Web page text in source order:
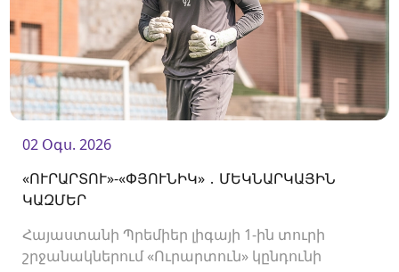
02 Օգս. 2026
«ՈՒՐԱՐՏՈՒ»-«ՓՅՈՒՆԻԿ» ․ ՄԵԿՆԱՐԿԱՅԻՆ
ԿԱԶՄԵՐ
Հայաստանի Պրեմիեր լիգայի 1-ին տուրի
շրջանակներում «Ուրարտուն» կընդունի